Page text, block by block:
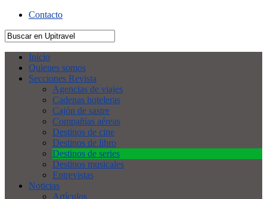
Contacto
Inicio
Quienes somos
Secciones Revista
Agencias de viajes
Cadenas hoteleras
Cajón de sastre
Compañías aéreas
Destinos de cine
Destinos de libro
Destinos de series
Destinos musicales
Entrevistas
Noticias
Artículos